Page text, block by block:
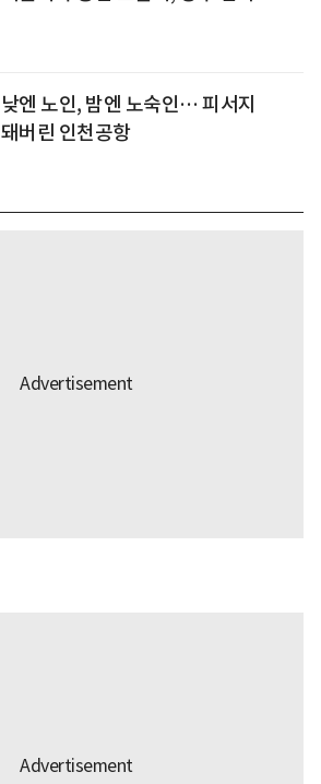
낮엔 노인, 밤엔 노숙인… 피서지
돼버린 인천공항